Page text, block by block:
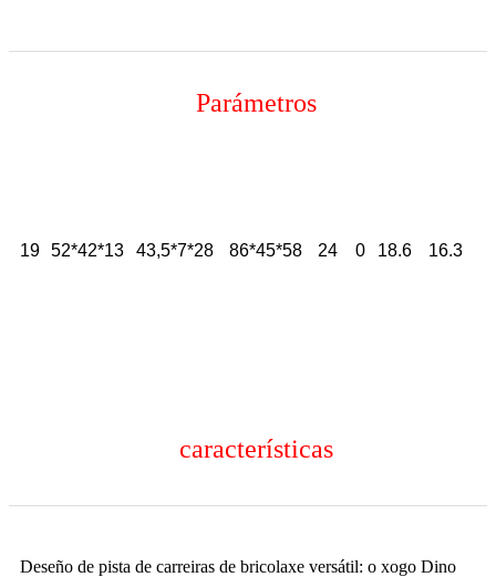
Parámetros
19 52*42*13 43,5*7*28 86*45*58 24 0 18.6 16.3
características
Deseño de pista de carreiras de bricolaxe versátil: o xogo Dino